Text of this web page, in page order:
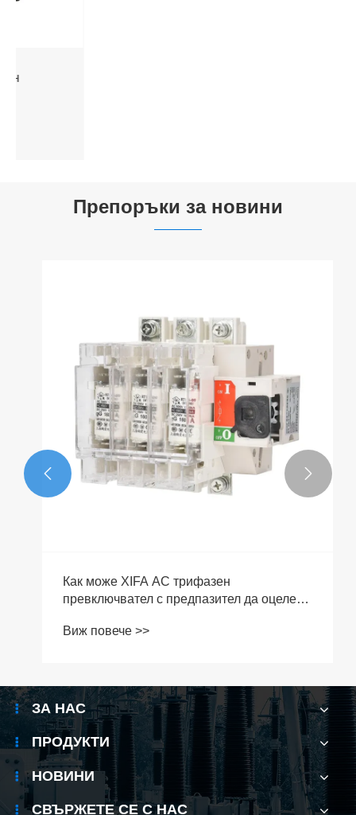
Препоръки за новини
Как може XIFA AC трифазен
превключвател с предпазител да оцелее
безопасност?
Виж повече >>
 
ЗА НАС
ПРОДУКТИ
НОВИНИ
СВЪРЖЕТЕ СЕ С НАС